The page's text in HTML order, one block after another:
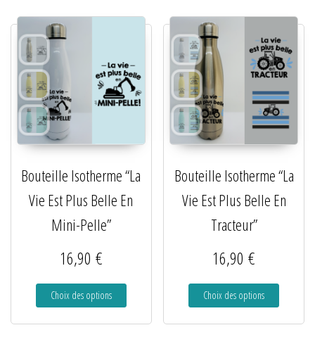
Bouteille Isotherme “La
Vie Est Plus Belle En
Mini-Pelle”
16,90 €
Choix des options
Bouteille Isotherme “La
Vie Est Plus Belle En
Tracteur”
16,90€
Choix des options